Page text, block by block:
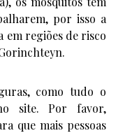
por isso a
em regiões de risco
como tudo o
site. Por favor,
que mais pessoas